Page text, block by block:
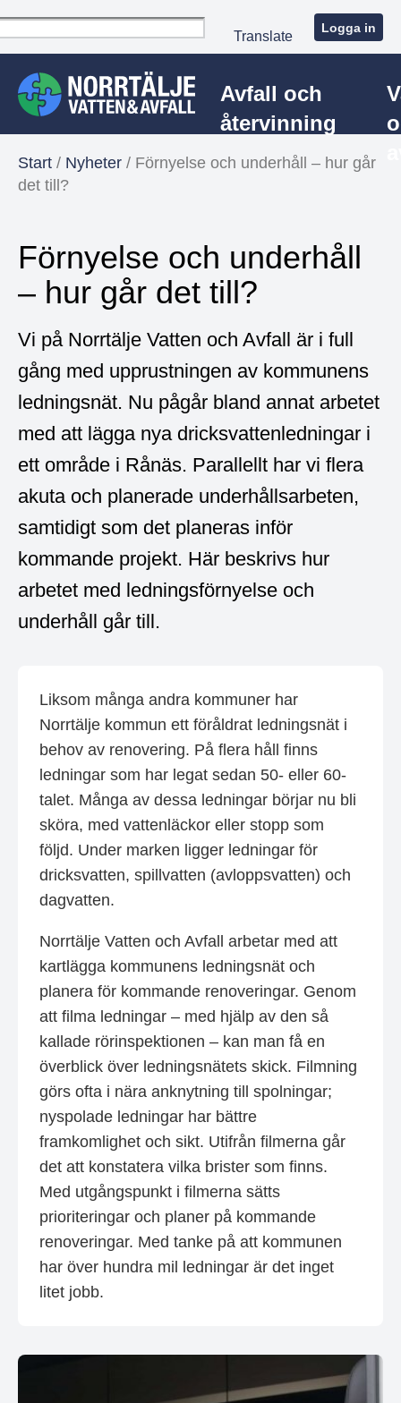
Translate
Logga in
Avfall och
återvinning
Start / Nyheter / Förnyelse och underhåll – hur går
det till?
Förnyelse och underhåll
– hur går det till?
Vi på Norrtälje Vatten och Avfall är i full
gång med upprustningen av kommunens
ledningsnät. Nu pågår bland annat arbetet
med att lägga nya dricksvattenledningar i
ett område i Rånäs. Parallellt har vi flera
akuta och planerade underhållsarbeten,
samtidigt som det planeras inför
kommande projekt. Här beskrivs hur
arbetet med ledningsförnyelse och
underhåll går till.
Liksom många andra kommuner har
Norrtälje kommun ett föråldrat ledningsnät i
behov av renovering. På flera håll finns
ledningar som har legat sedan 50- eller 60-
talet. Många av dessa ledningar börjar nu bli
sköra, med vattenläckor eller stopp som
följd. Under marken ligger ledningar för
dricksvatten, spillvatten (avloppsvatten) och
dagvatten.
Norrtälje Vatten och Avfall arbetar med att
kartlägga kommunens ledningsnät och
planera för kommande renoveringar. Genom
att filma ledningar – med hjälp av den så
kallade rörinspektionen – kan man få en
överblick över ledningsnätets skick. Filmning
görs ofta i nära anknytning till spolningar;
nyspolade ledningar har bättre
framkomlighet och sikt. Utifrån filmerna går
det att konstatera vilka brister som finns.
Med utgångspunkt i filmerna sätts
prioriteringar och planer på kommande
renoveringar. Med tanke på att kommunen
har över hundra mil ledningar är det inget
litet jobb.